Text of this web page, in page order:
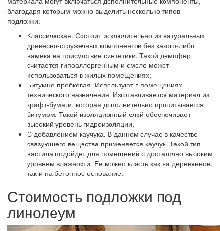
благодаря которым можно выделить несколько типов
подложки:
Классическая. Состоит исключительно из натуральных
древесно-стружечных компонентов без какого-либо
намека на присутствие синтетики. Такой демпфер
считается гипоаллергенным и смело может
использоваться в жилых помещениях;
Битумно-пробковая. Используют в помещениях
технического назначения. Изготавливается материал из
крафт-бумаги, которая дополнительно пропитывается
битумом. Такой изоляционный слой обеспечивает
высокий уровень гидроизоляции;
С добавлением каучука. В данном случае в качестве
связующего вещества применяется каучук. Такой тип
настила подойдет для помещений с достаточно высоким
уровнем влажности. Ее можно класть как на деревянное,
так и на бетонное основание.
Стоимость подложки под
линолеум